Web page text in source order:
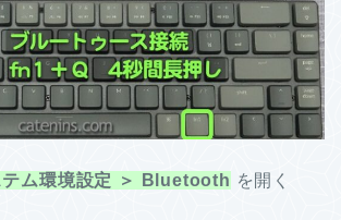
テム環境設定 ＞ Bluetooth を開く